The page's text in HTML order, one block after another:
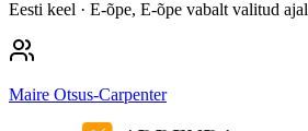
Eesti keel · E-õpe, E-õpe vabalt valitud ajal
Maire Otsus-Carpenter